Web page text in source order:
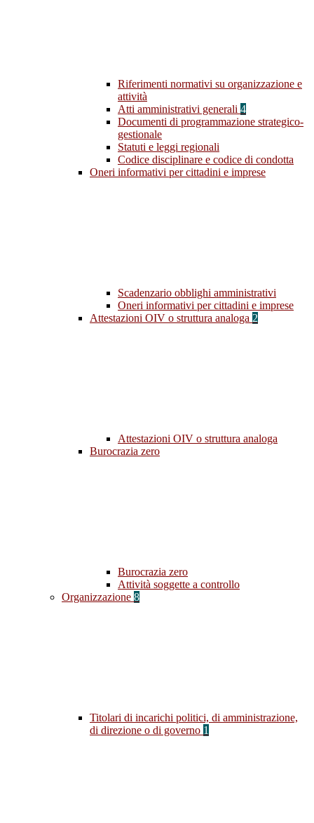
Riferimenti normativi su organizzazione e
attività
Atti amministrativi generali 4
Documenti di programmazione strategico-
gestionale
Statuti e leggi regionali
Codice disciplinare e codice di condotta
Oneri informativi per cittadini e imprese
Scadenzario obblighi amministrativi
Oneri informativi per cittadini e imprese
Attestazioni OIV o struttura analoga 2
Attestazioni OIV o struttura analoga
Burocrazia zero
Burocrazia zero
Attività soggette a controllo
Organizzazione 8
Titolari di incarichi politici, di amministrazione,
di direzione o di governo 1